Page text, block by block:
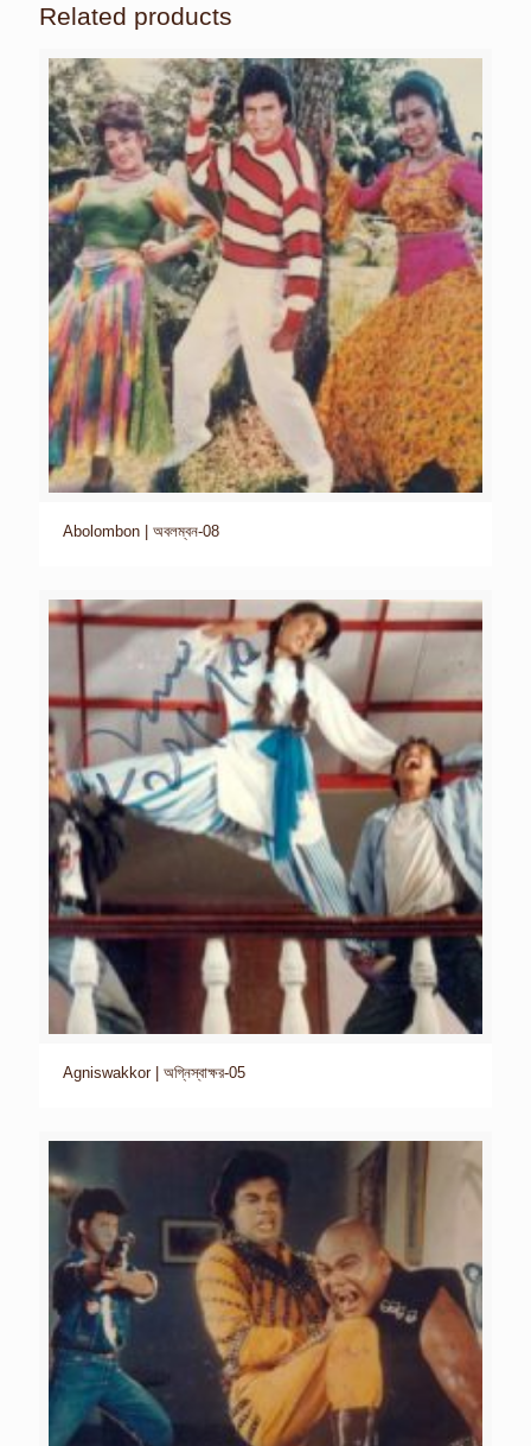
Related products
Abolombon | অবলম্বন-08
Agniswakkor | অগ্নিস্বাক্ষর-05